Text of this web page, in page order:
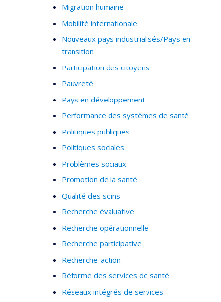
Migration humaine
Mobilité internationale
Nouveaux pays industrialisés/Pays en
transition
Participation des citoyens
Pauvreté
Pays en développement
Performance des systèmes de santé
Politiques publiques
Politiques sociales
Problèmes sociaux
Promotion de la santé
Qualité des soins
Recherche évaluative
Recherche opérationnelle
Recherche participative
Recherche-action
Réforme des services de santé
Réseaux intégrés de services